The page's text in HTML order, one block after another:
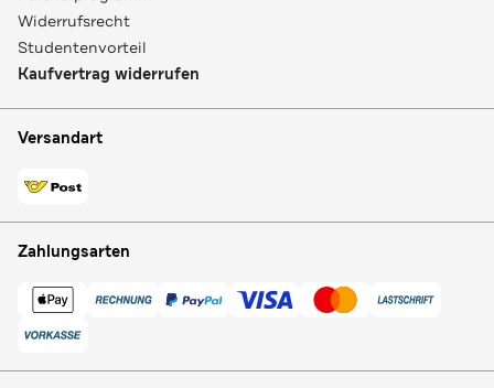
Widerrufsrecht
Studentenvorteil
Kaufvertrag widerrufen
Versandart
Zahlungsarten